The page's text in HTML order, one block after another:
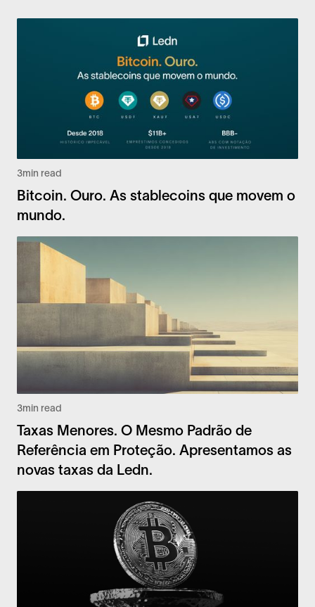
3min read
Bitcoin. Ouro. As stablecoins que movem o
mundo.
3min read
Taxas Menores. O Mesmo Padrão de
Referência em Proteção. Apresentamos as
novas taxas da Ledn.